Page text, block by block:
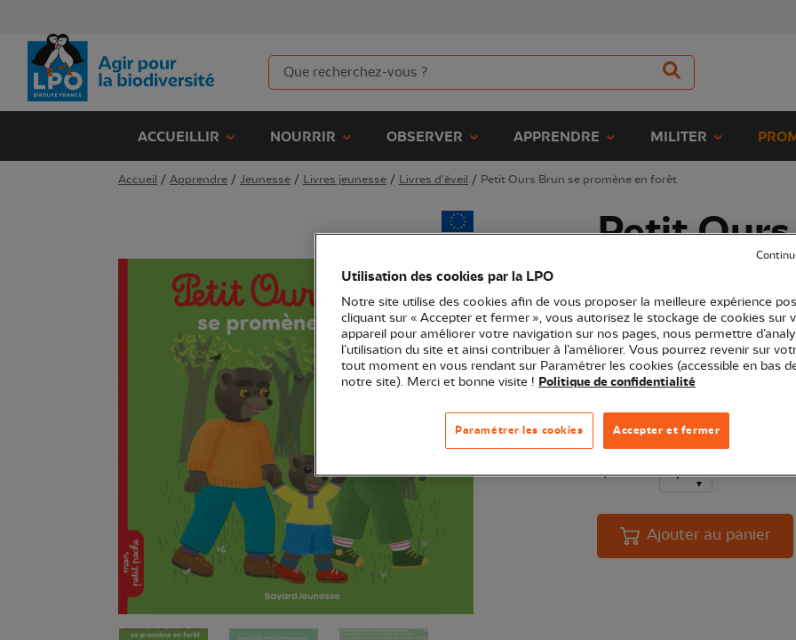
ACCUEILLIR NOURRIR OBSERVER APPRENDRE MILITER
Accueil / Apprendre / Jeunesse / Livres jeunesse / Livres d'éveil / Petit Ours Brun se promène en forêt
Petit
promène
(Ref.EN1492)
2,90 €
Une promenade en forêt pleine
Quantité En
Ajouter au panier
Utilisation des cookies par la LPO
Notre site utilise des cookies afin de vous proposer la meilleure expérience
cliquant sur « Accepter et fermer », vous autorisez le stockage de cookies sur
appareil pour améliorer votre navigation sur nos pages, nous permettre
l’utilisation du site et ainsi contribuer à l’améliorer. Vous pourrez revenir sur
tout moment en vous rendant sur Paramétrer les cookies (accessible en bas
notre site). Merci et bonne visite ! Politique de confidentialité
Accepter et fermer
Paramétrer les cookies